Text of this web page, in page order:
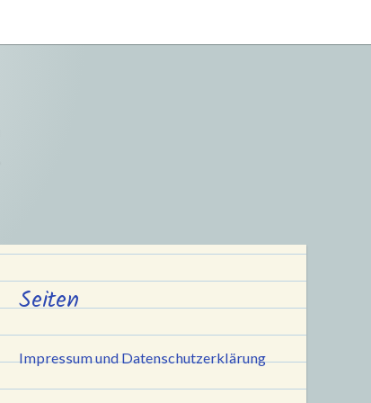
Seiten
Impressum und Datenschutzerklärung